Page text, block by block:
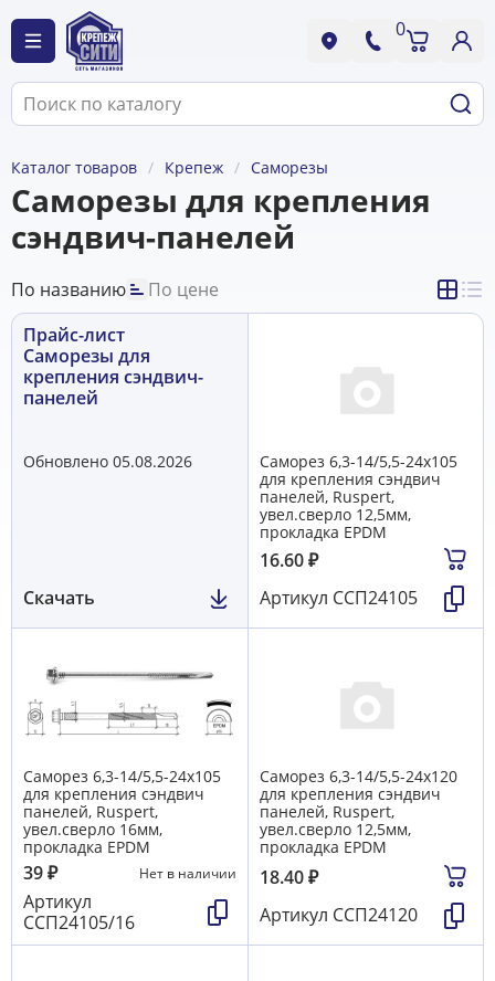
0
Каталог товаров Крепеж Саморезы
Саморезы для крепления
сэндвич-панелей
По названию
По цене
Прайс-лист
Саморезы для
крепления сэндвич-
панелей
Обновлено 05.08.2026
Скачать
Саморез 6,3-14/5,5-24х105
для крепления сэндвич
панелей, Ruspert,
увел.сверло 12,5мм,
прокладка EPDM
16.60₽
Артикул ССП24105
Саморез 6,3-14/5,5-24х105
для крепления сэндвич
панелей, Ruspert,
увел.сверло 16мм,
прокладка EPDM
39₽ Нет в наличии
Артикул
ССП24105/16
Саморез 6,3-14/5,5-24х120
для крепления сэндвич
панелей, Ruspert,
увел.сверло 12,5мм,
прокладка EPDM
18.40₽
Артикул ССП24120